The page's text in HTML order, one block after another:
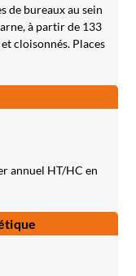
de bureaux au sein
à partir de 133
cloisonnés. Places
annuel HT/HC en